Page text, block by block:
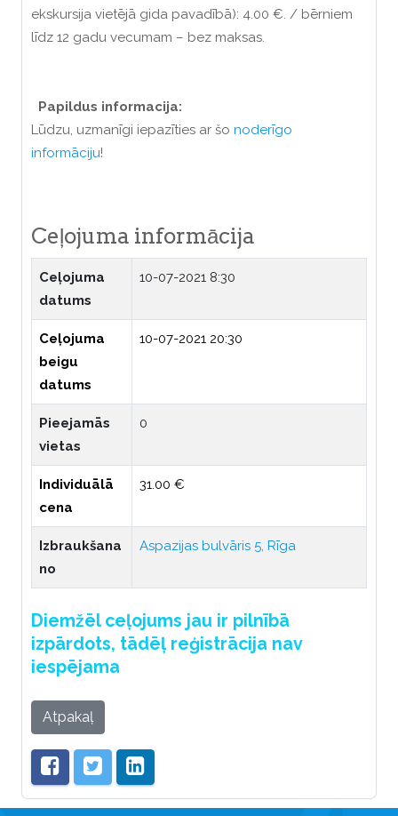
ekskursija vietējā gida pavadībā): 4.00 €. / bērniem
līdz 12 gadu vecumam – bez maksas.
Papildus informacija:
Lūdzu, uzmanīgi iepazīties ar šo noderīgo
informāciju!
Ceļojuma informācija
Ceļojuma
datums
10-07-2021 8:30
Ceļojuma
beigu
datums
10-07-2021 20:30
Pieejamās
vietas
0
Individuālā
cena
31.00 €
Izbraukšana
no
Aspazijas bulvāris 5, Rīga
Diemžēl ceļojums jau ir pilnībā
izpārdots, tādēļ reģistrācija nav
iespējama
Atpakaļ